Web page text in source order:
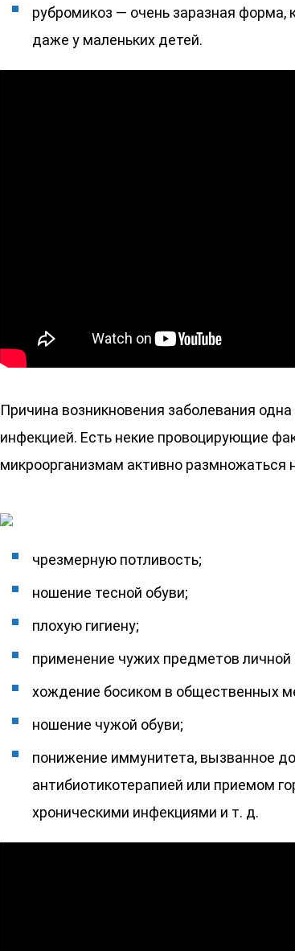
рубромикоз — очень заразная форма,
даже у маленьких детей.
Причина возникновения заболевания
инфекцией. Есть некие провоцирующие
микроорганизмам активно
чрезмерную потливость;
ношение тесной обуви;
плохую гигиену;
применение чужих предметов личной
хождение босиком в общественных
ношение чужой обуви;
понижение иммунитета, вызванное
антибиотикотерапией или приемом
хроническими инфекциями и т. д.